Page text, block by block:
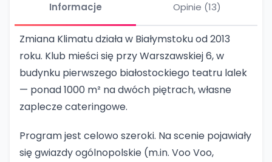
Informacje Opinie (13)
Zmiana Klimatu działa w Białymstoku od 2013
roku. Klub mieści się przy Warszawskiej 6, w
budynku pierwszego białostockiego teatru lalek
— ponad 1000 m² na dwóch piętrach, własne
zaplecze cateringowe.
Program jest celowo szeroki. Na scenie pojawiały
się gwiazdy ogólnopolskie (m.in. Voo Voo,